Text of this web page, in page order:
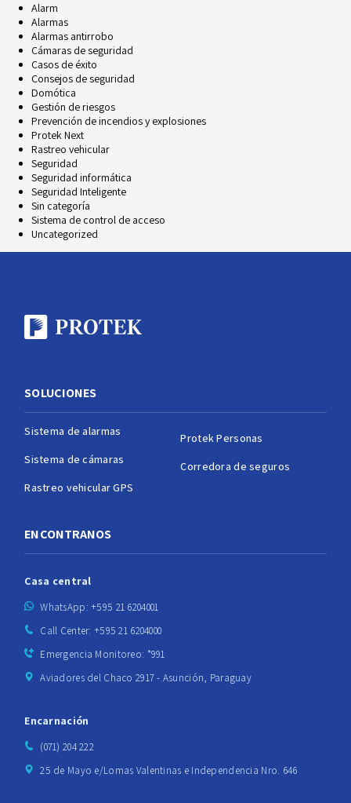
Alarm
Alarmas
Alarmas antirrobo
Cámaras de seguridad
Casos de éxito
Consejos de seguridad
Domótica
Gestión de riesgos
Prevención de incendios y explosiones
Protek Next
Rastreo vehicular
Seguridad
Seguridad informática
Seguridad Inteligente
Sin categoría
Sistema de control de acceso
Uncategorized
SOLUCIONES
Sistema de alarmas
Sistema de cámaras
Rastreo vehicular GPS
Protek Personas
Corredora de seguros
ENCONTRANOS
Casa central
WhatsApp: +595 21 6204001
Call Center: +595 21 6204000
Emergencia Monitoreo: *991
Aviadores del Chaco 2917 - Asunción, Paraguay
Encarnación
(071) 204 222
25 de Mayo e/Lomas Valentinas e Independencia Nro. 646